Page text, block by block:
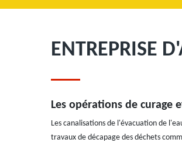
ENTREPRISE
Les opérations de curage
Les canalisations de l'évacuation de
travaux de décapage des déchets